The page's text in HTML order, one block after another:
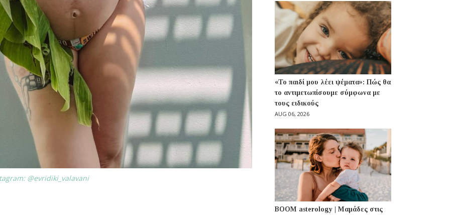
@evridiki_valavani
«Το παιδί μου λέει ψέματα»: Πώς θα
το αντιμετωπίσουμε σύμφωνα με
τους ειδικούς
AUG 06, 2026
BOOM asterology | Μαμάδες στις